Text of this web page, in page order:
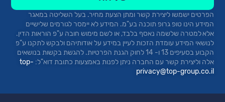
הפרטים ישמשו ליצירת קשר ומתן הצעת מחיר. בעל השליטה במאגר
המידע הינו טופגרופ תוכנה בע"מ. המידע לא יימסר לגורמים שלישיים
אלא למטרה שלשמה נאסף בלבד, או לשם מימוש חובה ע"פ הוראות הדין.
לנושאי המידע עומדת הזכות לעיין במידע על אודותיהם ולבקש לתקנו ע"פ
הקבוע בסעיפים 13 ו- 14 לחוק הגנת הפרטיות. להגשת בקשות בנושאים
אלה וליצירת קשר עם החברה ניתן לפנות באמצעות כתובת דוא"ל: top-
privacy@top-group.co.il